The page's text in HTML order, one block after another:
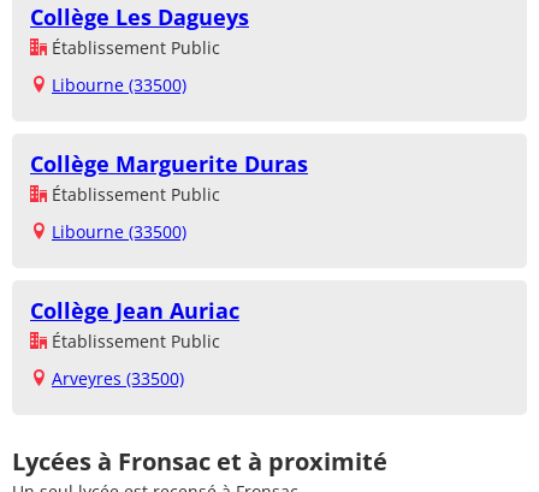
Collège Les Dagueys
Établissement Public
Libourne (33500)
Collège Marguerite Duras
Établissement Public
Libourne (33500)
Collège Jean Auriac
Établissement Public
Arveyres (33500)
Lycées à Fronsac et à proximité